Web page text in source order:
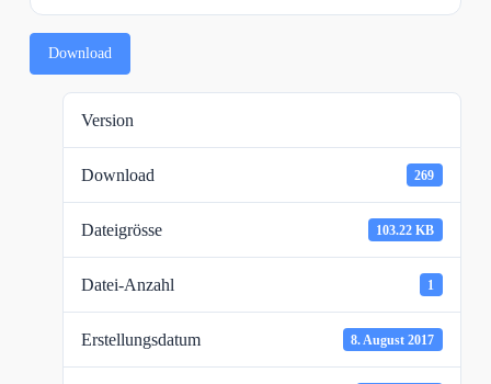
Download
Version
Download 269
Dateigrösse 103.22 KB
Datei-Anzahl 1
Erstellungsdatum 8. August 2017